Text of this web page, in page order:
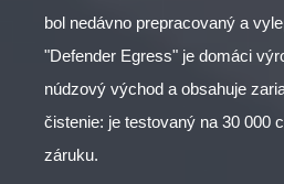
bol nedávno prepracovaný a
"Defender Egress" je domáci
núdzový východ a obsahuje
čistenie: je testovaný na 30 000
záruku.